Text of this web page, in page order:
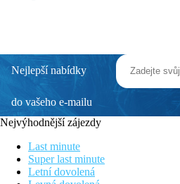
Nejlepší nabídky
do vašeho e-mailu
Nejvýhodnější zájezdy
Last minute
Super last minute
Letní dovolená